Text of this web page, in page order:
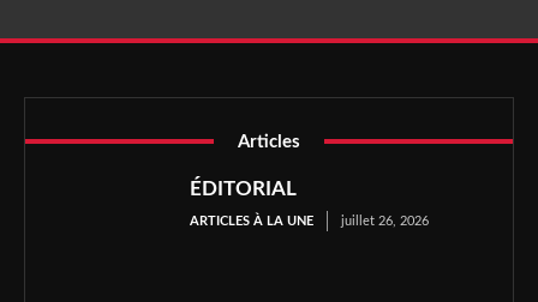
Articles
ÉDITORIAL
ARTICLES À LA UNE juillet 26, 2026